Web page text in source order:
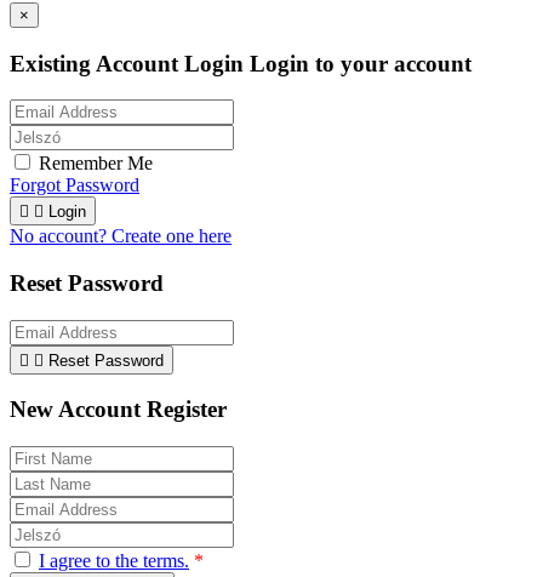
×
Existing Account Login Login to your account
Remember Me
Forgot Password
  Login
No account? Create one here
Reset Password
  Reset Password
New Account Register
I agree to the terms. *